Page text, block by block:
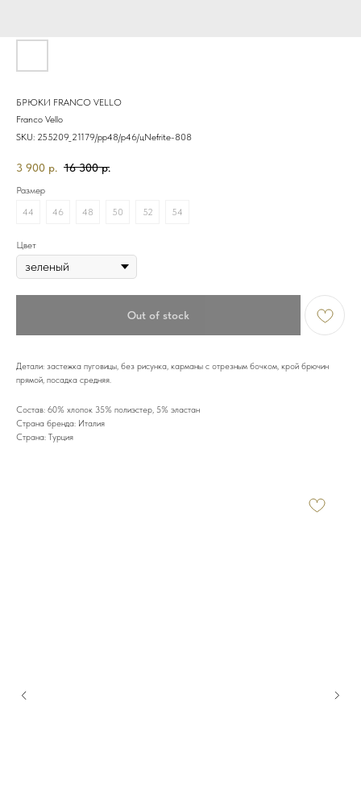
БРЮКИ FRANCO VELLO
Franco Vello
SKU: 255209_21179/рр48/р46/цNefrite-808
3 900 р. 16 300 р.
Размер
44
46 48 50 52 54
Цвет
Out of stock
Детали: застежка пуговицы, без рисунка, карманы с отрезным бочком, крой брючин
прямой, посадка средняя.
Состав: 60% хлопок 35% полиэстер, 5% эластан
Страна бренда: Италия
Страна: Турция